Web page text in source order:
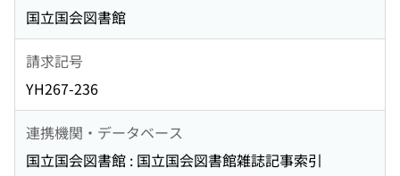
国立国会図書館
請求記号
YH267-236
連携機関・データベース
国立国会図書館 : 国立国会図書館雑誌記事索引